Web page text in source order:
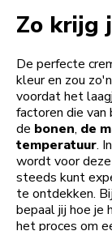
Zo krijg
De perfecte
kleur en zou
voordat het
factoren die van
de bonen, de
temperatuur. In
wordt voor
steeds kunt
te ontdekken.
bepaal jij hoe je
het proces om